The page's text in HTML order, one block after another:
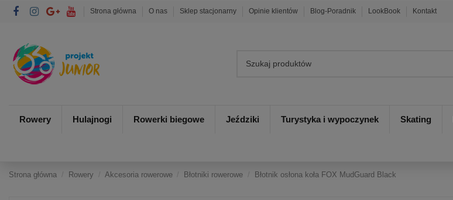
Strona główna O nas Sklep stacjonarny Opinie klientów Blog-Poradnik LookBook Kontakt
Rowery Hulajnogi Rowerki biegowe Jeździki Turystyka i wypoczynek Skating
Strona główna Rowery Akcesoria rowerowe Błotniki rowerowe Błotnik osłona koła FOX MudGuard Black